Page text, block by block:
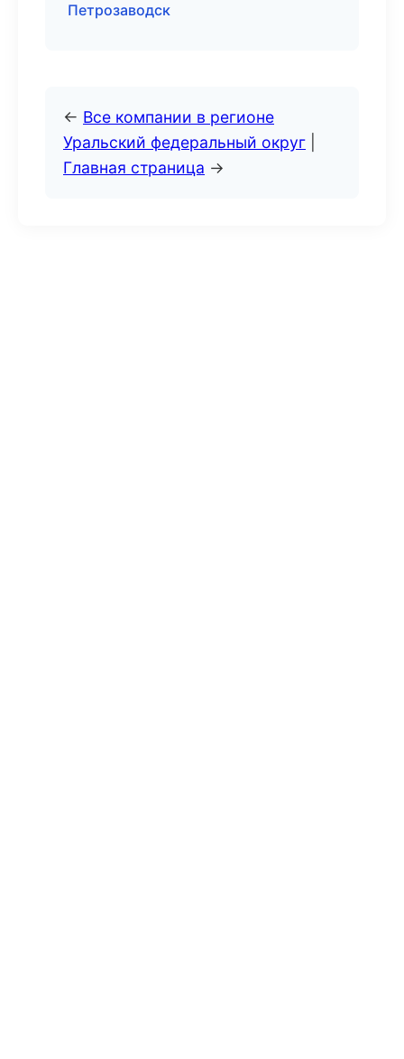
Петрозаводск
← Все компании в регионе
Уральский федеральный округ
Главная страница →